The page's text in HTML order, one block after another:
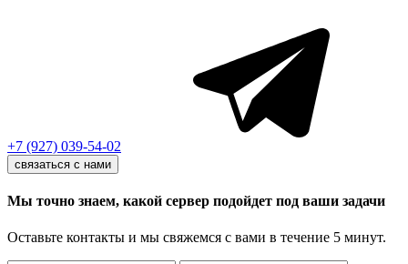
+7 (927) 039-54-02
связаться с нами
Мы точно знаем, какой сервер подойдет под ваши задачи
Оставьте контакты и мы свяжемся с вами в течение 5 минут.